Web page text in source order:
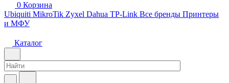
0 Корзина
Ubiquiti MikroTik Zyxel Dahua TP-Link Все бренды Принтеры
и МФУ
Каталог